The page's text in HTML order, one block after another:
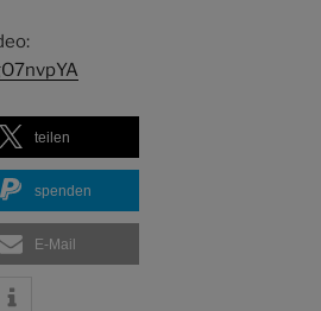
teilen
spenden
E-Mail